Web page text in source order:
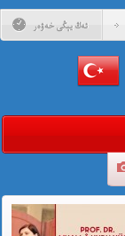
ئەڭ يېڭى خەۋەر